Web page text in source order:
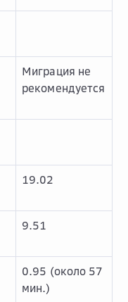
Миграция не
рекомендуется
19.02
9.51
0.95 (около 57
мин.)